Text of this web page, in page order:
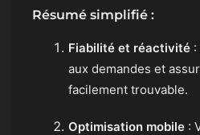
Résumé simplifié :
Fiabilité et réactivité
aux demandes et
facilement trouvable.
Optimisation mobile :